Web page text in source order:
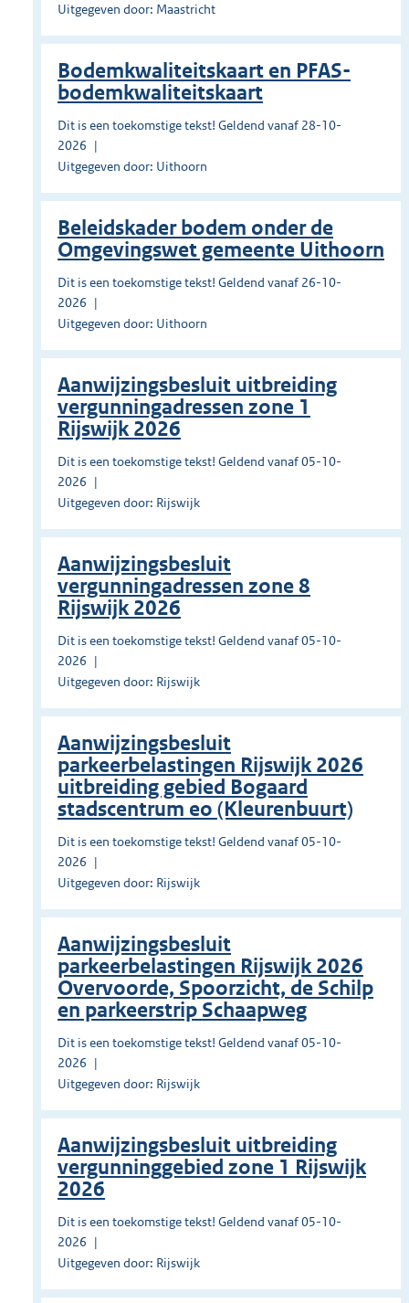
Uitgegeven door: Maastricht
Bodemkwaliteitskaart en PFAS-
bodemkwaliteitskaart
Dit is een toekomstige tekst! Geldend vanaf 28-10-
2026
Uitgegeven door: Uithoorn
Beleidskader bodem onder de
Omgevingswet gemeente Uithoorn
Dit is een toekomstige tekst! Geldend vanaf 26-10-
2026
Uitgegeven door: Uithoorn
Aanwijzingsbesluit uitbreiding
vergunningadressen zone 1
Rijswijk 2026
Dit is een toekomstige tekst! Geldend vanaf 05-10-
2026
Uitgegeven door: Rijswijk
Aanwijzingsbesluit
vergunningadressen zone 8
Rijswijk 2026
Dit is een toekomstige tekst! Geldend vanaf 05-10-
2026
Uitgegeven door: Rijswijk
Aanwijzingsbesluit
parkeerbelastingen Rijswijk 2026
uitbreiding gebied Bogaard
stadscentrum eo (Kleurenbuurt)
Dit is een toekomstige tekst! Geldend vanaf 05-10-
2026
Uitgegeven door: Rijswijk
Aanwijzingsbesluit
parkeerbelastingen Rijswijk 2026
Overvoorde, Spoorzicht, de Schilp
en parkeerstrip Schaapweg
Dit is een toekomstige tekst! Geldend vanaf 05-10-
2026
Uitgegeven door: Rijswijk
Aanwijzingsbesluit uitbreiding
vergunninggebied zone 1 Rijswijk
2026
Dit is een toekomstige tekst! Geldend vanaf 05-10-
2026
Uitgegeven door: Rijswijk